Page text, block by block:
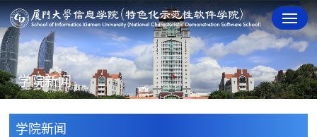
学院新闻
学院新闻